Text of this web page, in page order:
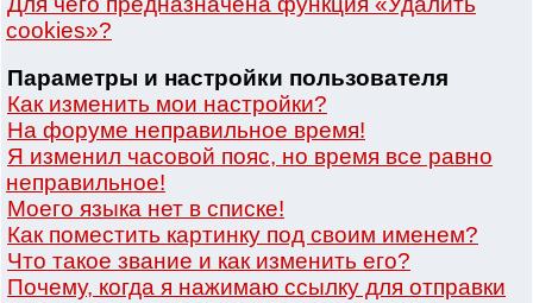
cookies»?
Параметры и настройки пользователя
Как изменить мои настройки?
На форуме неправильное время!
Я изменил часовой пояс, но время все равно
неправильное!
Моего языка нет в списке!
Как поместить картинку под своим именем?
Что такое звание и как изменить его?
Почему, когда я нажимаю ссылку для отправки